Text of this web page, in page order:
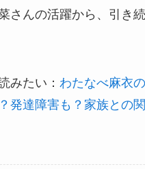
さんの活躍から、引き
みたい： わたなべ麻衣
発達障害も？家族との